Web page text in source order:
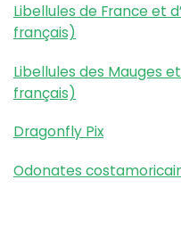
Libellules de France et
français)
Libellules des Mauges
français)
Dragonfly Pix
Odonates